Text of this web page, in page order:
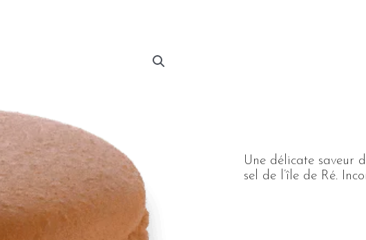
Une délicate saveur
sel de l’île de Ré.